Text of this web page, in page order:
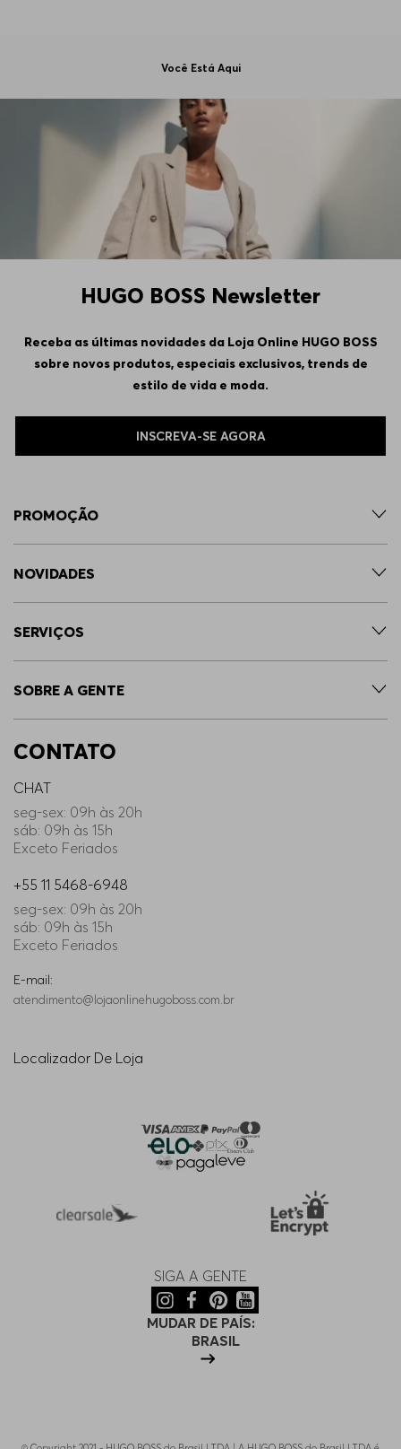
Você Está Aqui
HUGO BOSS Newsletter
Receba as últimas novidades da Loja Online HUGO BOSS
sobre novos produtos, especiais exclusivos, trends de
estilo de vida e moda.
INSCREVA-SE AGORA
PROMOÇÃO
NOVIDADES
SERVIÇOS
SOBRE A GENTE
CONTATO
CHAT
seg-sex: 09h às 20h
sáb: 09h às 15h
Exceto Feriados
+55 11 5468-6948
seg-sex: 09h às 20h
sáb: 09h às 15h
Exceto Feriados
E-mail:
atendimento@lojaonlinehugoboss.com.br
Localizador De Loja
SIGA A GENTE
MUDAR DE PAÍS:
BRASIL